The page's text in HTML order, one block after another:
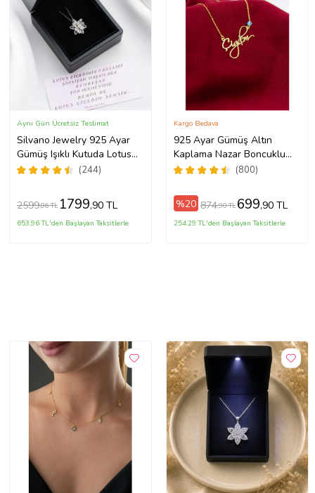
Silvano Jewelry 925 Ayar
Gümüş Işıklı Kutuda Lotus
Kolye
(244)
Aynı Gün Ücretsiz Teslimat
2599,86 TL 1799,90 TL
653,96 TL'den Başlayan Taksitlerle
925 Ayar Gümüş Altın
Kaplama Nazar Boncuklu
Kişiye Özel El Yazılı Kolye
(800)
Kargo Bedava
%20 874,90 TL 699,90 TL
254,29 TL'den Başlayan Taksitlerle